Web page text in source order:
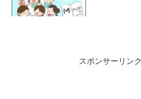
スポンサーリンク